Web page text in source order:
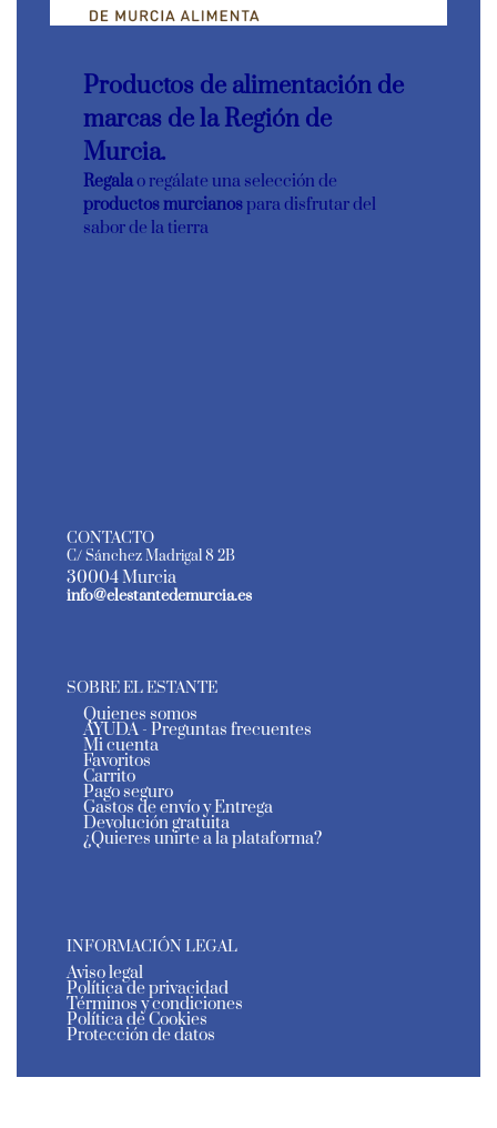
Productos de alimentación de
marcas de la Región de
Murcia.
Regalao regálate una selección de
productos murcianospara disfrutar del
sabor de la tierra
CONTACTO
C/ Sánchez Madrigal 8 2B
30004 Murcia
info@elestantedemurcia.es
SOBRE EL ESTANTE
Quienes somos
AYUDA - Preguntas frecuentes
Mi cuenta
Favoritos
Carrito
Pago seguro
Gastos de envío y Entrega
Devolución gratuita
¿Quieres unirte a la plataforma?
INFORMACIÓN LEGAL
Aviso legal
Política de privacidad
Términos y condiciones
Política de Cookies
Protección de datos